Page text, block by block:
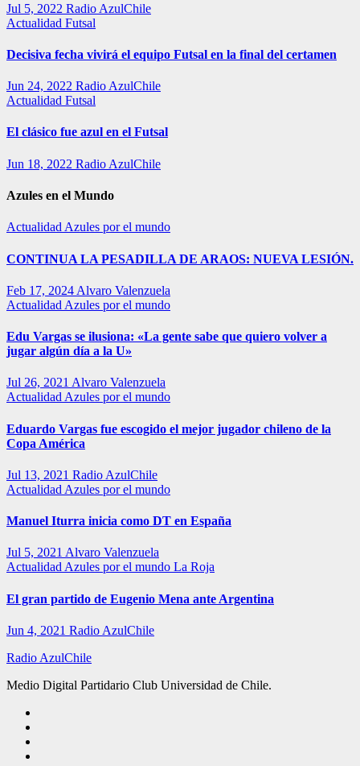
Jul 5, 2022 Radio AzulChile
Actualidad Futsal
Decisiva fecha vivirá el equipo Futsal en la final del certamen
Jun 24, 2022 Radio AzulChile
Actualidad Futsal
El clásico fue azul en el Futsal
Jun 18, 2022 Radio AzulChile
Azules en el Mundo
Actualidad Azules por el mundo
CONTINUA LA PESADILLA DE ARAOS: NUEVA LESIÓN.
Feb 17, 2024 Alvaro Valenzuela
Actualidad Azules por el mundo
Edu Vargas se ilusiona: «La gente sabe que quiero volver a
jugar algún día a la U»
Jul 26, 2021 Alvaro Valenzuela
Actualidad Azules por el mundo
Eduardo Vargas fue escogido el mejor jugador chileno de la
Copa América
Jul 13, 2021 Radio AzulChile
Actualidad Azules por el mundo
Manuel Iturra inicia como DT en España
Jul 5, 2021 Alvaro Valenzuela
Actualidad Azules por el mundo La Roja
El gran partido de Eugenio Mena ante Argentina
Jun 4, 2021 Radio AzulChile
Radio AzulChile
Medio Digital Partidario Club Universidad de Chile.